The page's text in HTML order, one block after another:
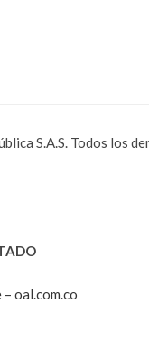
S.A.S. Todos los
oal.com.co